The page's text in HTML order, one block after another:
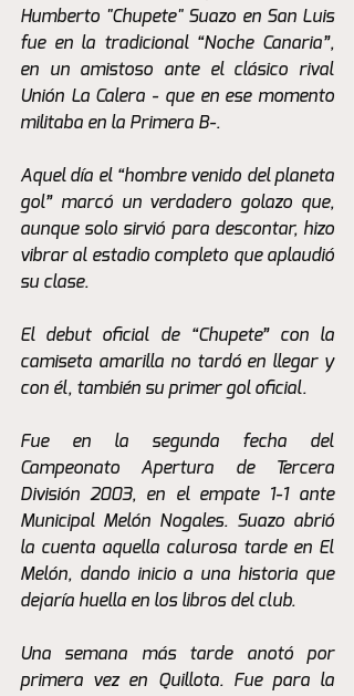
Humberto "Chupete" Suazo en San Luis
fue en la tradicional “Noche Canaria”,
en un amistoso ante el clásico rival
Unión La Calera - que en ese momento
militaba en la Primera B-.
Aquel día el “hombre venido del planeta
gol” marcó un verdadero golazo que,
aunque solo sirvió para descontar, hizo
vibrar al estadio completo que aplaudió
su clase.
El debut oficial de “Chupete” con la
camiseta amarilla no tardó en llegar y
con él, también su primer gol oficial.
Fue en la segunda fecha del
Campeonato Apertura de Tercera
División 2003, en el empate 1-1 ante
Municipal Melón Nogales. Suazo abrió
la cuenta aquella calurosa tarde en El
Melón, dando inicio a una historia que
dejaría huella en los libros del club.
Una semana más tarde anotó por
primera vez en Quillota. Fue para la